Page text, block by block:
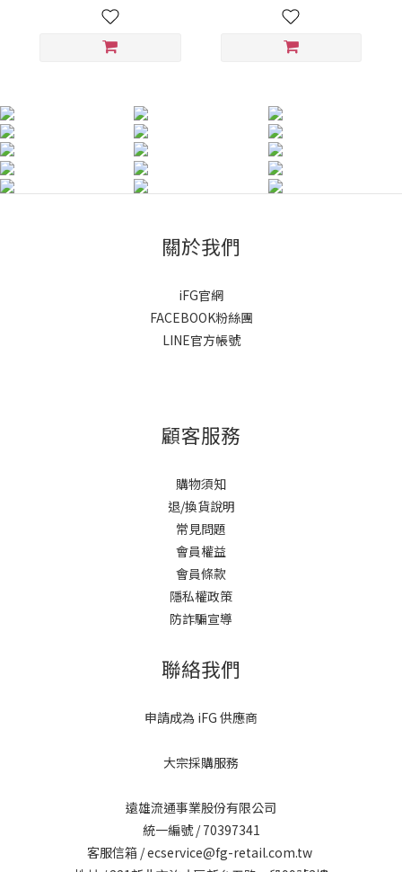
關於我們
iFG官網
FACEBOOK粉絲團
LINE官方帳號
顧客服務
購物須知
退/換貨說明
常見問題
會員權益
會員條款
隱私權政策
防詐騙宣導
聯絡我們
申請成為 iFG 供應商
大宗採購服務
遠雄流通事業股份有限公司
統一編號 / 70397341
客服信箱 / ecservice@fg-retail.com.tw